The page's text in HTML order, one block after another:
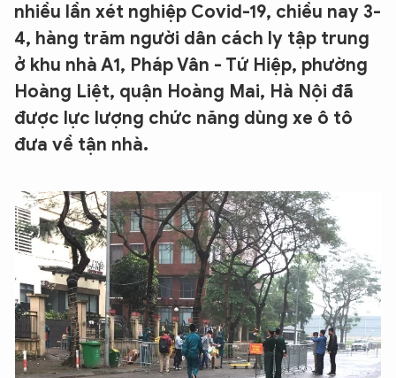
nhiều lần xét nghiệp Covid-19, chiều nay 3-
4, hàng trăm người dân cách ly tập trung
ở khu nhà A1, Pháp Vân - Tứ Hiệp, phường
Hoàng Liệt, quận Hoàng Mai, Hà Nội đã
được lực lượng chức năng dùng xe ô tô
đưa về tận nhà.